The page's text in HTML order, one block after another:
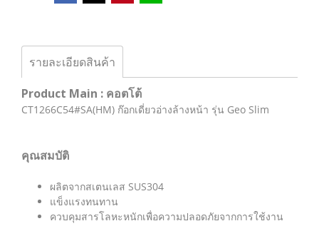
รายละเอียดสินค้า
Product Main : คอตโต้
CT1266C54#SA(HM) ก๊อกเดี่ยวอ่างล้างหน้า รุ่น Geo Slim
คุณสมบัติ
ผลิตจากสเตนเลส SUS304
แข็งแรงทนทาน
ควบคุมสารโลหะหนักเพื่อความปลอดภัยจากการใช้งาน